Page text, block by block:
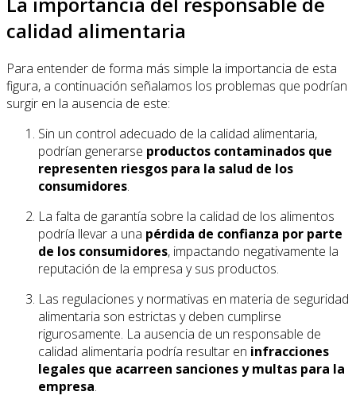
calidad alimentaria
Para entender de forma más simple la importancia de esta
figura, a continuación señalamos los problemas que podrían
surgir en la ausencia de este:
Sin un control adecuado de la calidad alimentaria,
podrían generarse productos contaminados que
representen riesgos para la salud de los
consumidores.
La falta de garantía sobre la calidad de los alimentos
podría llevar a una pérdida de confianza por parte
de los consumidores, impactando negativamente la
reputación de la empresa y sus productos.
Las regulaciones y normativas en materia de seguridad
alimentaria son estrictas y deben cumplirse
rigurosamente. La ausencia de un responsable de
calidad alimentaria podría resultar en infracciones
legales que acarreen sanciones y multas para la
empresa.